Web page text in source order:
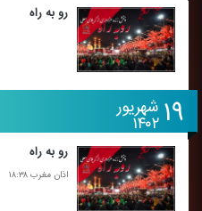
رو به راه
۱۹ شهریور
۱۴۰۲
رو به راه
اذان مغرب ۱۸:۳۸